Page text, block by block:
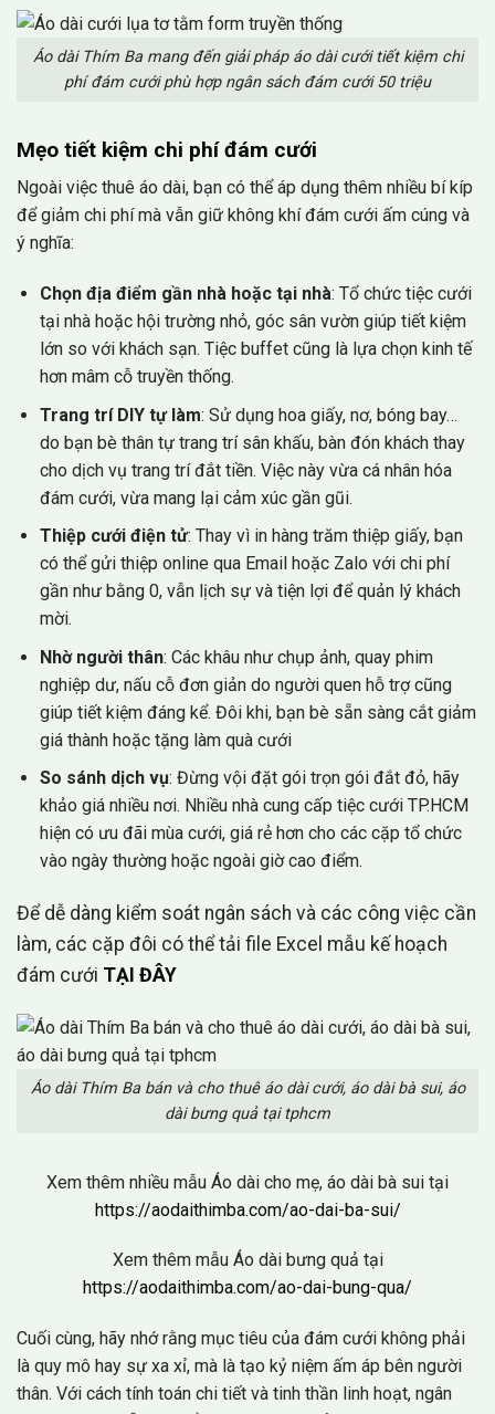
Áo dài Thím Ba mang đến giải pháp áo dài cưới tiết kiệm chi
phí đám cưới phù hợp ngân sách đám cưới 50 triệu
Mẹo tiết kiệm chi phí đám cưới
Ngoài việc thuê áo dài, bạn có thể áp dụng thêm nhiều bí kíp
để giảm chi phí mà vẫn giữ không khí đám cưới ấm cúng và
ý nghĩa:
Chọn địa điểm gần nhà hoặc tại nhà: Tổ chức tiệc cưới
tại nhà hoặc hội trường nhỏ, góc sân vườn giúp tiết kiệm
lớn so với khách sạn. Tiệc buffet cũng là lựa chọn kinh tế
hơn mâm cỗ truyền thống.
Trang trí DIY tự làm: Sử dụng hoa giấy, nơ, bóng bay…
do bạn bè thân tự trang trí sân khấu, bàn đón khách thay
cho dịch vụ trang trí đắt tiền. Việc này vừa cá nhân hóa
đám cưới, vừa mang lại cảm xúc gần gũi.
Thiệp cưới điện tử: Thay vì in hàng trăm thiệp giấy, bạn
có thể gửi thiệp online qua Email hoặc Zalo với chi phí
gần như bằng 0, vẫn lịch sự và tiện lợi để quản lý khách
mời.
Nhờ người thân: Các khâu như chụp ảnh, quay phim
nghiệp dư, nấu cỗ đơn giản do người quen hỗ trợ cũng
giúp tiết kiệm đáng kể. Đôi khi, bạn bè sẵn sàng cắt giảm
giá thành hoặc tặng làm quà cưới
So sánh dịch vụ: Đừng vội đặt gói trọn gói đắt đỏ, hãy
khảo giá nhiều nơi. Nhiều nhà cung cấp tiệc cưới TP.HCM
hiện có ưu đãi mùa cưới, giá rẻ hơn cho các cặp tổ chức
vào ngày thường hoặc ngoài giờ cao điểm.
Để dễ dàng kiểm soát ngân sách và các công việc cần
làm, các cặp đôi có thể tải file Excel mẫu kế hoạch
đám cưới TẠI ĐÂY
Áo dài Thím Ba bán và cho thuê áo dài cưới, áo dài bà sui, áo
dài bưng quả tại tphcm
Xem thêm nhiều mẫu Áo dài cho mẹ, áo dài bà sui tại
https://aodaithimba.com/ao-dai-ba-sui/
Xem thêm mẫu Áo dài bưng quả tại
https://aodaithimba.com/ao-dai-bung-qua/
Cuối cùng, hãy nhớ rằng mục tiêu của đám cưới không phải
là quy mô hay sự xa xỉ, mà là tạo kỷ niệm ấm áp bên người
thân. Với cách tính toán chi tiết và tinh thần linh hoạt, ngân